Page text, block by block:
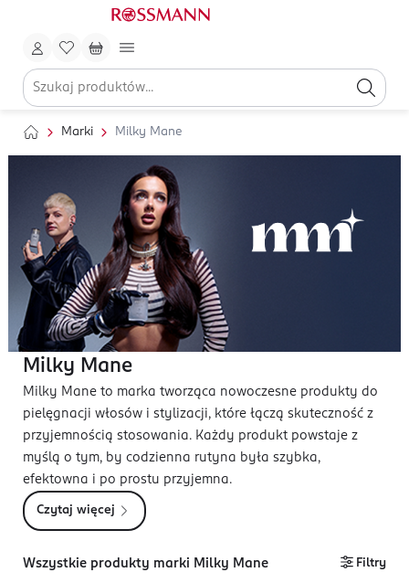
Marki Milky Mane
Milky Mane
Milky Mane to marka tworząca nowoczesne produkty do
pielęgnacji włosów i stylizacji, które łączą skuteczność z
przyjemnością stosowania. Każdy produkt powstaje z
myślą o tym, by codzienna rutyna była szybka,
efektowna i po prostu przyjemna.
Czytaj więcej
Wszystkie produkty marki Milky Mane Filtry